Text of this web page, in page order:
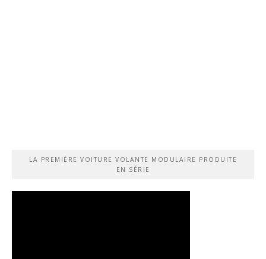
LA PREMIÈRE VOITURE VOLANTE MODULAIRE PRODUITE
EN SÉRIE